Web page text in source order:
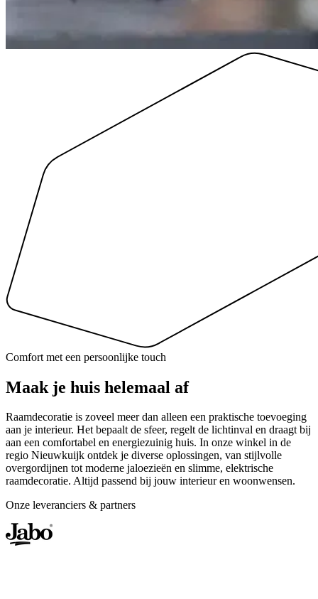
Comfort met een persoonlijke touch
Maak je huis helemaal af
Raamdecoratie is zoveel meer dan alleen een praktische toevoeging
aan je interieur. Het bepaalt de sfeer, regelt de lichtinval en draagt bij
aan een comfortabel en energiezuinig huis. In onze winkel in de
regio Nieuwkuijk ontdek je diverse oplossingen, van stijlvolle
overgordijnen tot moderne jaloezieën en slimme, elektrische
raamdecoratie. Altijd passend bij jouw interieur en woonwensen.
Onze leveranciers & partners